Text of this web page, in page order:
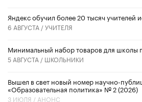
​Яндекс обучил более 20 тысяч учителей
6 АВГУСТА /УЧИТЕЛЯ
Минимальный набор товаров для школы
5 АВГУСТА / ШКОЛЬНИКИ
Вышел в свет новый номер научно-
«Образовательная политика» № 2 (2026)
3 ИЮЛЯ / АНОНС